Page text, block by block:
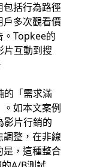
包括行為路徑
戶多次觀看價
。Topkee的
片互動到搜
的「需求滿
如本文案例
影片行銷的
整，在非線
是，這種整合